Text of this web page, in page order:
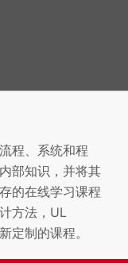
程、系统和程
部知识，并将其
的在线学习课程
方法，UL
定制的课程。